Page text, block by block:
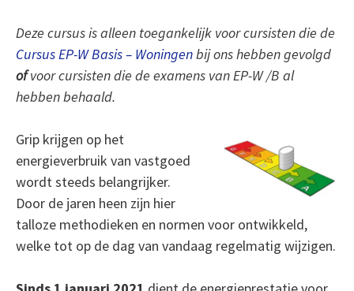
Deze cursus is alleen toegankelijk voor cursisten die de
Cursus EP-W Basis – Woningenbij ons hebben gevolgd
ofvoor cursisten die de examens van EP-W /B al
hebben behaald.
Grip krijgen op het
energieverbruik van vastgoed
wordt steeds belangrijker.
Door de jaren heen zijn hier
talloze methodieken en normen voor ontwikkeld,
welke tot op de dag van vandaag regelmatig wijzigen.